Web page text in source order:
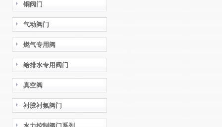
铜阀门
气动阀门
燃气专用阀
给排水专用阀门
真空阀
衬胶衬氟阀门